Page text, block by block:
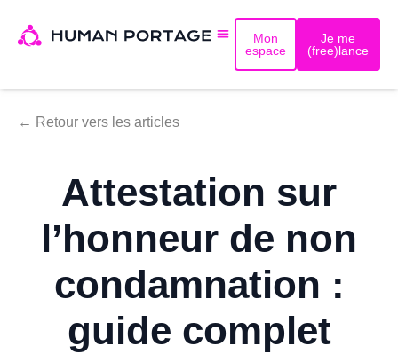
Mon
espace
Je me
(free)lance
← Retour vers les articles
Attestation sur
l’honneur de non
condamnation :
guide complet